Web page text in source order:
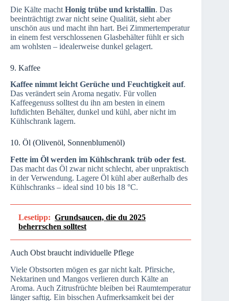
Die Kälte macht Honig trübe und kristallin. Das
beeinträchtigt zwar nicht seine Qualität, sieht aber
unschön aus und macht ihn hart. Bei Zimmertemperatur
in einem fest verschlossenen Glasbehälter fühlt er sich
am wohlsten – idealerweise dunkel gelagert.
9. Kaffee
Kaffee nimmt leicht Gerüche und Feuchtigkeit auf.
Das verändert sein Aroma negativ. Für vollen
Kaffeegenuss solltest du ihn am besten in einem
luftdichten Behälter, dunkel und kühl, aber nicht im
Kühlschrank lagern.
10. Öl (Olivenöl, Sonnenblumenöl)
Fette im Öl werden im Kühlschrank trüb oder fest.
Das macht das Öl zwar nicht schlecht, aber unpraktisch
in der Verwendung. Lagere Öl kühl aber außerhalb des
Kühlschranks – ideal sind 10 bis 18 °C.
Lesetipp: Grundsaucen, die du 2025
beherrschen solltest
Auch Obst braucht individuelle Pflege
Viele Obstsorten mögen es gar nicht kalt. Pfirsiche,
Nektarinen und Mangos verlieren durch Kälte an
Aroma. Auch Zitrusfrüchte bleiben bei Raumtemperatur
länger saftig. Ein bisschen Aufmerksamkeit bei der